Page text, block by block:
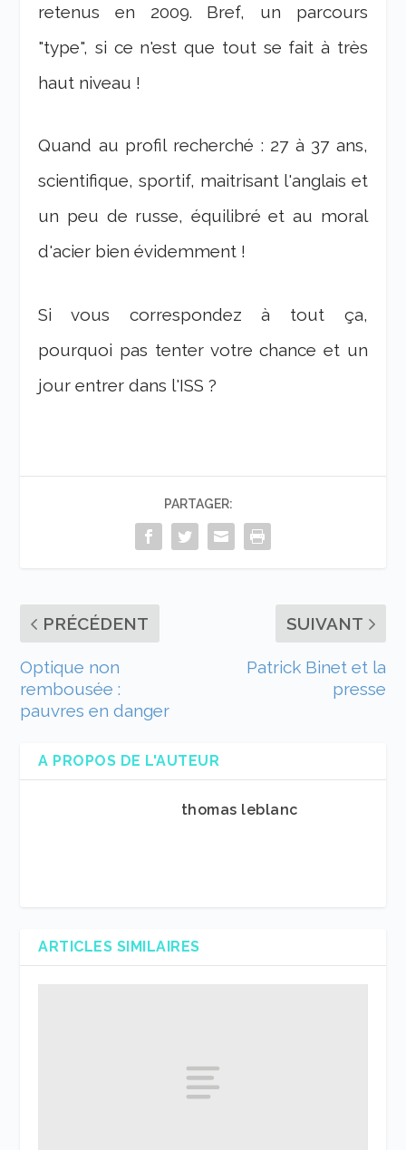
retenus en 2009. Bref, un parcours
"type", si ce n'est que tout se fait à très
haut niveau !
Quand au profil recherché : 27 à 37 ans,
scientifique, sportif, maitrisant l'anglais et
un peu de russe, équilibré et au moral
d'acier bien évidemment !
Si vous correspondez à tout ça,
pourquoi pas tenter votre chance et un
jour entrer dans l'ISS ?
PARTAGER:
PRÉCÉDENT
Optique non
rembousée :
pauvres en danger
SUIVANT
Patrick Binet et la
presse
A PROPOS DE L'AUTEUR
thomas leblanc
ARTICLES SIMILAIRES